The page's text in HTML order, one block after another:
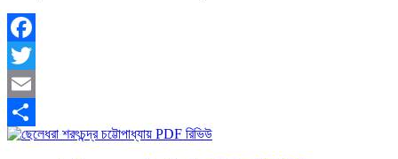
Facebook
Twitter
Email
Share